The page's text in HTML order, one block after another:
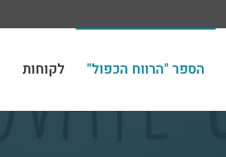
הספר "הרווח הכפול" לקוחות